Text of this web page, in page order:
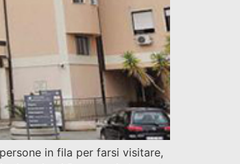
in fila per farsi visitare,